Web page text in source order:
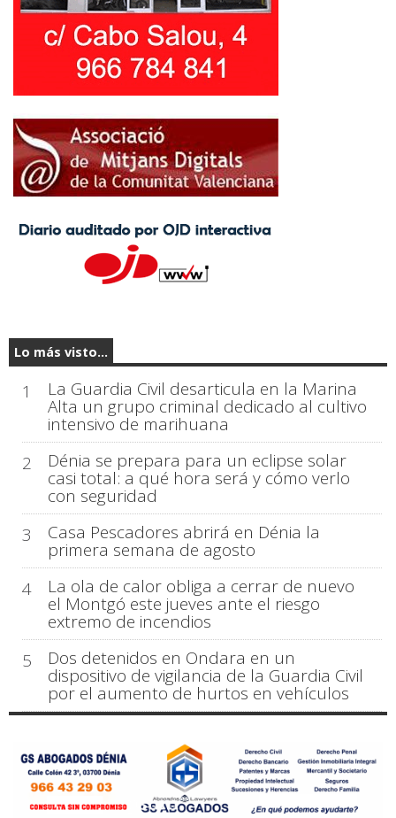
Lo más visto...
1 La Guardia Civil desarticula en la Marina
Alta un grupo criminal dedicado al cultivo
intensivo de marihuana
2
Dénia se prepara para un eclipse solar
casi total: a qué hora será y cómo verlo
con seguridad
3
Casa Pescadores abrirá en Dénia la
primera semana de agosto
4
La ola de calor obliga a cerrar de nuevo
el Montgó este jueves ante el riesgo
extremo de incendios
5
Dos detenidos en Ondara en un
dispositivo de vigilancia de la Guardia Civil
por el aumento de hurtos en vehículos